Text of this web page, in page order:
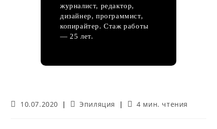
журналист, редактор,
дизайнер, программист,
копирайтер. Стаж работы
— 25 лет.
Запись
10.07.2020
Рубрика
Эпиляция
Время
4 мин. чтения